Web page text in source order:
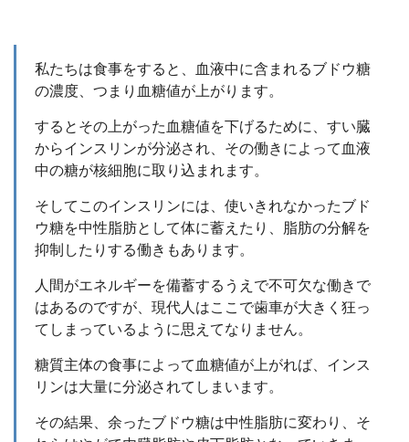
私たちは食事をすると、血液中に含まれるブドウ糖
の濃度、つまり血糖値が上がります。
するとその上がった血糖値を下げるために、すい臓
からインスリンが分泌され、その働きによって血液
中の糖が核細胞に取り込まれます。
そしてこのインスリンには、使いきれなかったブド
ウ糖を中性脂肪として体に蓄えたり、脂肪の分解を
抑制したりする働きもあります。
人間がエネルギーを備蓄するうえで不可欠な働きで
はあるのですが、現代人はここで歯車が大きく狂っ
てしまっているように思えてなりません。
糖質主体の食事によって血糖値が上がれば、インス
リンは大量に分泌されてしまいます。
その結果、余ったブドウ糖は中性脂肪に変わり、そ